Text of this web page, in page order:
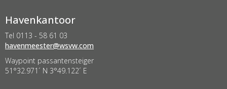
Havenkantoor
Tel 0113 - 58 61 03
retseemnevah@wsvw.com
Waypoint passantensteiger
51°32.971´ N 3°49.122´ E